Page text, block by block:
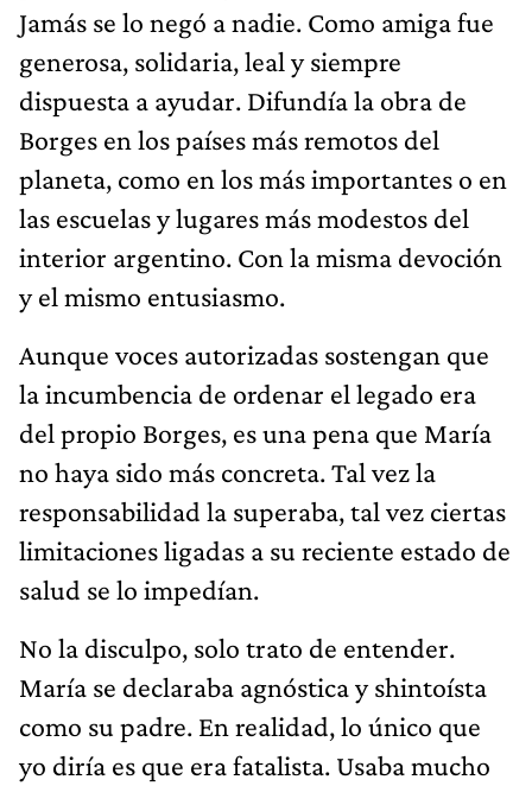
Jamás se lo negó a nadie. Como amiga fue
generosa, solidaria, leal y siempre
dispuesta a ayudar. Difundía la obra de
Borges en los países más remotos del
planeta, como en los más importantes o en
las escuelas y lugares más modestos del
interior argentino. Con la misma devoción
y el mismo entusiasmo.
Aunque voces autorizadas sostengan que
la incumbencia de ordenar el legado era
del propio Borges, es una pena que María
no haya sido más concreta. Tal vez la
responsabilidad la superaba, tal vez ciertas
limitaciones ligadas a su reciente estado de
salud se lo impedían.
No la disculpo, solo trato de entender.
María se declaraba agnóstica y shintoísta
como su padre. En realidad, lo único que
yo diría es que era fatalista. Usaba mucho